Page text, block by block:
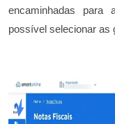
encaminhadas
possível selecionar as